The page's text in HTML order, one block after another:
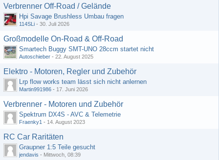
Verbrenner Off-Road / Gelände
Hpi Savage Brushless Umbau fragen
114SLi - 30. Juli 2026
Großmodelle On-Road & Off-Road
Smartech Buggy SMT-UNO 28ccm startet nicht
Autoschieber - 22. August 2025
Elektro - Motoren, Regler und Zubehör
Lrp flow works team lässt sich nicht anlernen
Martin991986 - 17. Juni 2026
Verbrenner - Motoren und Zubehör
Spektrum DX4S - AVC & Telemetrie
Fraenky1 - 14. August 2023
RC Car Raritäten
Graupner 1:5 Teile gesucht
jendavis - Mittwoch, 08:39